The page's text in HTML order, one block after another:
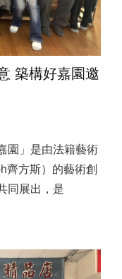
築構好嘉園邀
園」是由法籍藝術
齊方斯）的藝術創
同展出，是